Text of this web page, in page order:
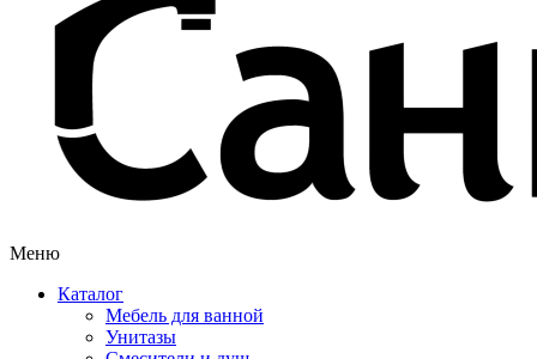
Меню
Каталог
Мебель для ванной
Унитазы